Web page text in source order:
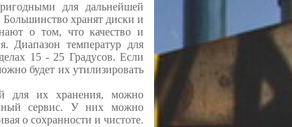
для дальнейшей
Большинство хранят диски и
о том, что качество и
Диапазон температур для
15 - 25 Градусов. Если
будет их утилизировать
для их хранения, можно
сервис. У них можно
о сохранности и чистоте.